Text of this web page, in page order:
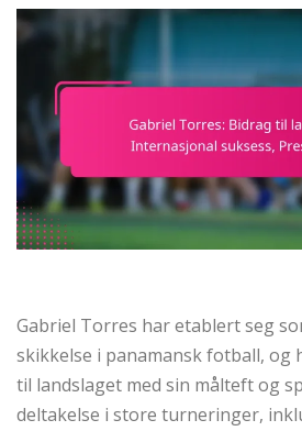
Gabriel Torres har etablert seg
skikkelse i panamansk fotball, og
til landslaget med sin målteft og
deltakelse i store turneringer,